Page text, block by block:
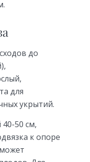
до
для
укрытий.
50 см,
к опоре